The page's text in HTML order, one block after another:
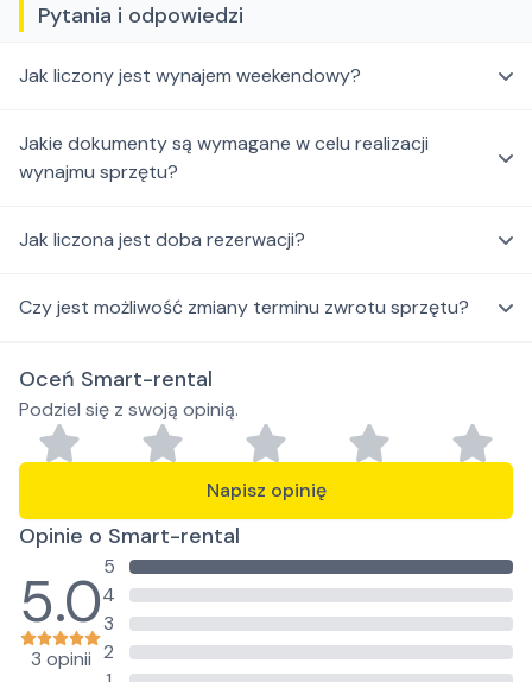
Pytania i odpowiedzi
Jak liczony jest wynajem weekendowy?
Jakie dokumenty są wymagane w celu realizacji
wynajmu sprzętu?
Jak liczona jest doba rezerwacji?
Czy jest możliwość zmiany terminu zwrotu sprzętu?
Oceń Smart-rental
Podziel się z swoją opinią.
Napisz opinię
Opinie o Smart-rental
5.0
3 opinii
5
4
3
2